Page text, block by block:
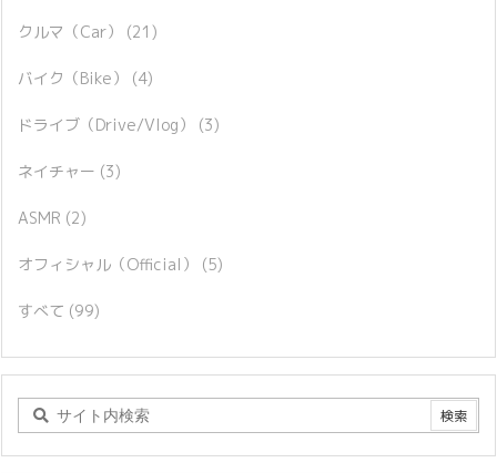
クルマ（Car） (21)
バイク（Bike） (4)
ドライブ（Drive/Vlog） (3)
ネイチャー (3)
ASMR (2)
オフィシャル（Official） (5)
すべて (99)